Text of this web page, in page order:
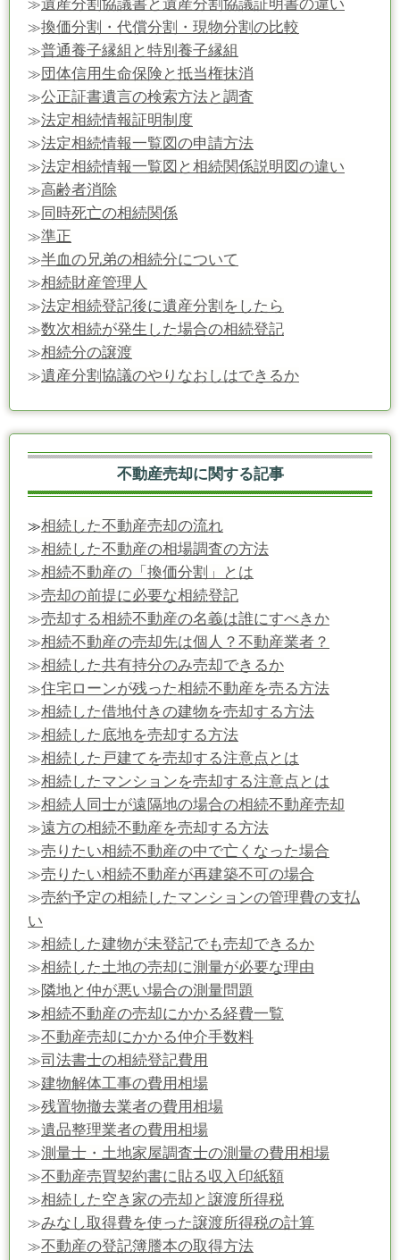
≫遺産分割協議書と遺産分割協議証明書の違い
≫換価分割・代償分割・現物分割の比較
≫普通養子縁組と特別養子縁組
≫ 団体信用生命保険と抵当権抹消
≫公正証書遺言の検索方法と調査
≫法定相続情報証明制度
≫法定相続情報一覧図の申請方法
≫法定相続情報一覧図と相続関係説明図の違い
≫高齢者消除
≫ 同時死亡の相続関係
≫準正
≫半血の兄弟の相続分について
≫相続財産管理人
≫法定相続登記後に遺産分割をしたら
≫数次相続が発生した場合の相続登記
≫相続分の譲渡
≫遺産分割協議のやりなおしはできるか
不動産売却に関する記事
≫相続した不動産売却の流れ
≫相続した不動産の相場調査の方法
≫相続不動産の「換価分割」とは
≫売却の前提に必要な相続登記
≫売却する相続不動産の名義は誰にすべきか
≫相続不動産の売却先は個人？不動産業者？
≫相続した共有持分のみ売却できるか
≫住宅ローンが残った相続不動産を売る方法
≫相続した借地付きの建物を売却する方法
≫相続した底地を売却する方法
≫相続した戸建てを売却する注意点とは
≫相続したマンションを売却する注意点とは
≫相続人同士が遠隔地の場合の相続不動産売却
≫遠方の相続不動産を売却する方法
≫売りたい相続不動産の中で亡くなった場合
≫売りたい相続不動産が再建築不可の場合
≫売約予定の相続したマンションの管理費の支払
い
≫相続した建物が未登記でも売却できるか
≫相続した土地の売却に測量が必要な理由
≫ 隣地と仲が悪い場合の測量問題
≫相続不動産の売却にかかる経費一覧
≫不動産売却にかかる仲介手数料
≫司法書士の相続登記費用
≫建物解体工事の費用相場
≫残置物撤去業者の費用相場
≫遺品整理業者の費用相場
≫測量士・土地家屋調査士の測量の費用相場
≫不動産売買契約書に貼る収入印紙額
≫相続した空き家の売却と譲渡所得税
≫みなし取得費を使った譲渡所得税の計算
≫不動産の登記簿謄本の取得方法